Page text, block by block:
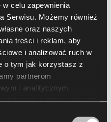
celu zapewnienia
Serwisu. Możemy również
oraz naszych
treści i reklam, aby
i analizować ruch w
o tym jak korzystasz z
partnerom
i analitycznym.
z innymi danymi
Certificates